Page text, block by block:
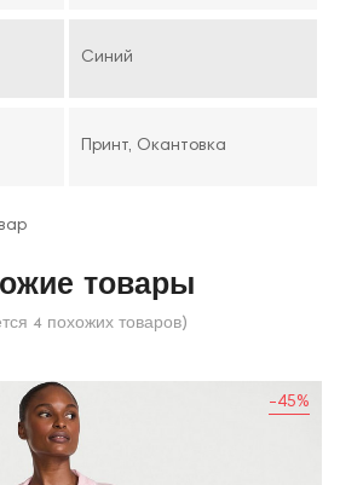
Синий
Принт, Окантовка
товары
4 похожих товаров)
-45%